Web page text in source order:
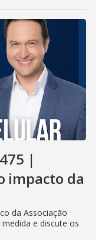
|
impacto da
da Associação
e discute os